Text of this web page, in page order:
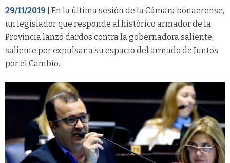
29/11/2019 | En la última sesión de la Cámara bonaerense,
un legislador que responde al histórico armador de la
Provincia lanzó dardos contra la gobernadora saliente,
saliente por expulsar a su espacio del armado de Juntos
por el Cambio.